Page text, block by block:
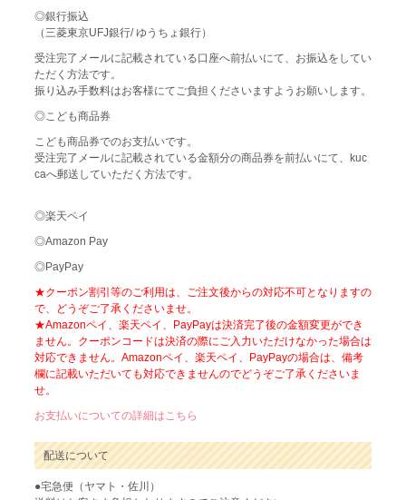
◎銀行振込
（三菱東京UFJ銀行/ ゆうちょ銀行）
受注完了メールに記載されている口座へ前払いにて、お振込をしてい
ただく方法です。
振り込み手数料はお客様にてご負担くださいますようお願いします。
◎こども商品券
こども商品券でのお支払いです。
受注完了メールに記載されている金額分の商品券を前払いにて、kuc
caへ郵送していただく方法です。
◎楽天ペイ
◎Amazon Pay
◎PayPay
★クーポン割引等のご利用は、ご注文後からの対応不可となりますの
で、どうぞご了承くださいませ。
★Amazonペイ、楽天ペイ、PayPayは決済完了後の金額変更ができ
ません。クーポンコードは決済の際にご入力いただけなかった場合は
対応できません。Amazonペイ、楽天ペイ、PayPayの場合は、備考
欄に記載いただいても対応できませんのでどうぞご了承くださいま
せ。
お支払いについての詳細はこちら
配送について
●宅急便（ヤマト・佐川）